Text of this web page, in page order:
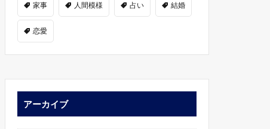
家事 人間模様 占い 結婚
恋愛
アーカイブ